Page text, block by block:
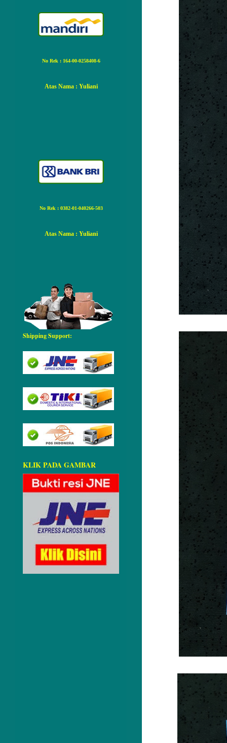
No Rek : 164-00-0258408-6
Atas Nama : Yuliani
No Rek : 0382-01-040266-503
Atas Nama : Yuliani
Shipping Support:
KLIK PADA GAMBAR